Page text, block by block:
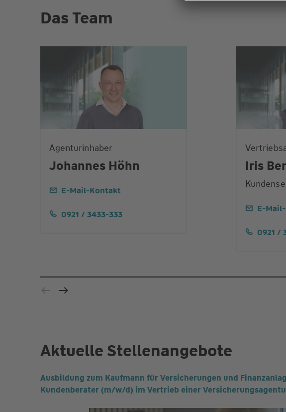
Das Team
Agenturinhaber
Johannes Höhn
E-Mail-Kontakt
0921 / 3433-333
Iris
E-
0921 /
Aktuelle Stellenangebote
Ausbildung zum Kaufmann für Versicherungen und
Kundenberater (m/w/d) im Vertrieb einer